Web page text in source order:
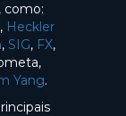
como:
, Heckler
, SIG, FX,
Yang.